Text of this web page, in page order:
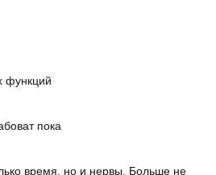
функций
пока
время, но и нервы. Больше не